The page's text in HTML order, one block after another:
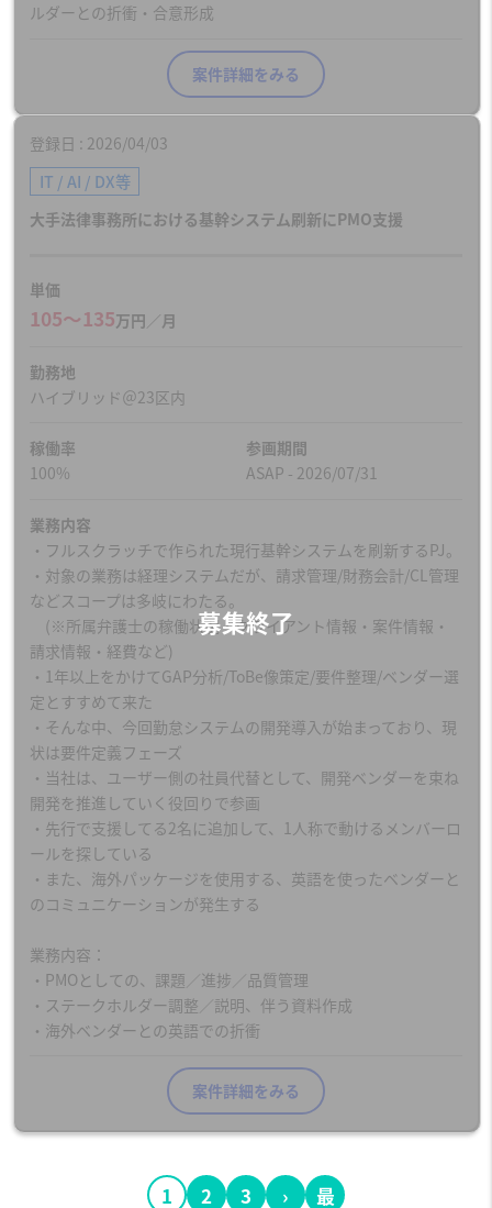
ルダーとの折衝・合意形成
案件詳細をみる
登録日 2026/04/03
IT / AI / DX等
大手法律事務所における基幹システム刷新にPMO支援
単価
105〜135万円／月
勤務地
ハイブリッド＠23区内
稼働率
100%
参画期間
ASAP - 2026/07/31
業務内容
・フルスクラッチで作られた現行基幹システムを刷新するPJ。
・対象の業務は経理システムだが、請求管理/財務会計/CL管理
などスコープは多岐にわたる。
(※所属弁護士の稼働状況・クライアント情報・案件情報・
請求情報・経費など)
・1年以上をかけてGAP分析/ToBe像策定/要件整理/ベンダー選
定とすすめて来た
・そんな中、今回勤怠システムの開発導入が始まっており、現
状は要件定義フェーズ
・当社は、ユーザー側の社員代替として、開発ベンダーを束ね
開発を推進していく役回りで参画
・先行で支援してる2名に追加して、1人称で動けるメンバーロ
ールを探している
・また、海外パッケージを使用する、英語を使ったベンダーと
のコミュニケーションが発生する
業務内容：
・PMOとしての、課題／進捗／品質管理
・ステークホルダー調整／説明、伴う資料作成
・海外ベンダーとの英語での折衝
案件詳細をみる
1 2 3 › 最